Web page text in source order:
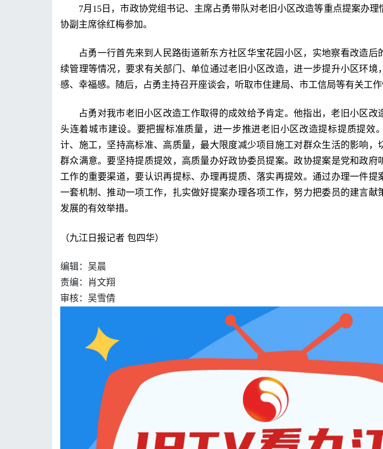
7月15日，市政协党组书记、主席占勇带队对老旧小区改造等重点提案办
协副主席徐红梅参加。
占勇一行首先来到人民路街道新东方社区华宝花园小区，实地察看改造后
续管理等情况，要求有关部门、单位通过老旧小区改造，进一步提升小区环境
感、幸福感。随后，占勇主持召开座谈会，听取市住建局、市工信局等有关工作
占勇对我市老旧小区改造工作取得的成效给予肯定。他指出，老旧小区改
头连着城市建设。要把握标准质量，进一步推进老旧小区改造提标提质提效
计、施工，坚持高标准、高质量，最大限度减少项目施工对群众生活的影响，
群众满意。要坚持提质提效，高质量办好政协委员提案。政协提案是党和政府
工作的重要渠道，要认识再提标、办理再提质、落实再提效。通过办理一件提
一套机制、推动一项工作，扎实做好提案办理各项工作，努力把委员的建言献
发展的有效举措。
（九江日报记者 包四华）
编辑：吴晨
责编：肖文翔
审核：吴雪倩